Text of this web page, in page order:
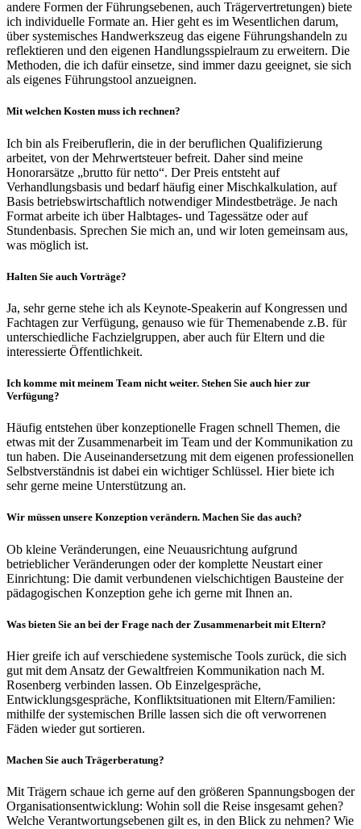
andere Formen der Führungsebenen, auch Trägervertretungen) biete
ich individuelle Formate an. Hier geht es im Wesentlichen darum,
über systemisches Handwerkszeug das eigene Führungshandeln zu
reflektieren und den eigenen Handlungsspielraum zu erweitern. Die
Methoden, die ich dafür einsetze, sind immer dazu geeignet, sie sich
als eigenes Führungstool anzueignen.
Mit welchen Kosten muss ich rechnen?
Ich bin als Freiberuflerin, die in der beruflichen Qualifizierung
arbeitet, von der Mehrwertsteuer befreit. Daher sind meine
Honorarsätze „brutto für netto“. Der Preis entsteht auf
Verhandlungsbasis und bedarf häufig einer Mischkalkulation, auf
Basis betriebswirtschaftlich notwendiger Mindestbeträge. Je nach
Format arbeite ich über Halbtages- und Tagessätze oder auf
Stundenbasis. Sprechen Sie mich an, und wir loten gemeinsam aus,
was möglich ist.
Halten Sie auch Vorträge?
Ja, sehr gerne stehe ich als Keynote-Speakerin auf Kongressen und
Fachtagen zur Verfügung, genauso wie für Themenabende z.B. für
unterschiedliche Fachzielgruppen, aber auch für Eltern und die
interessierte Öffentlichkeit.
Ich komme mit meinem Team nicht weiter. Stehen Sie auch hier zur
Verfügung?
Häufig entstehen über konzeptionelle Fragen schnell Themen, die
etwas mit der Zusammenarbeit im Team und der Kommunikation zu
tun haben. Die Auseinandersetzung mit dem eigenen professionellen
Selbstverständnis ist dabei ein wichtiger Schlüssel. Hier biete ich
sehr gerne meine Unterstützung an.
Wir müssen unsere Konzeption verändern. Machen Sie das auch?
Ob kleine Veränderungen, eine Neuausrichtung aufgrund
betrieblicher Veränderungen oder der komplette Neustart einer
Einrichtung: Die damit verbundenen vielschichtigen Bausteine der
pädagogischen Konzeption gehe ich gerne mit Ihnen an.
Was bieten Sie an bei der Frage nach der Zusammenarbeit mit Eltern?
Hier greife ich auf verschiedene systemische Tools zurück, die sich
gut mit dem Ansatz der Gewaltfreien Kommunikation nach M.
Rosenberg verbinden lassen. Ob Einzelgespräche,
Entwicklungsgespräche, Konfliktsituationen mit Eltern/Familien:
mithilfe der systemischen Brille lassen sich die oft verworrenen
Fäden wieder gut sortieren.
Machen Sie auch Trägerberatung?
Mit Trägern schaue ich gerne auf den größeren Spannungsbogen der
Organisationsentwicklung: Wohin soll die Reise insgesamt gehen?
Welche Verantwortungsebenen gilt es, in den Blick zu nehmen? Wie